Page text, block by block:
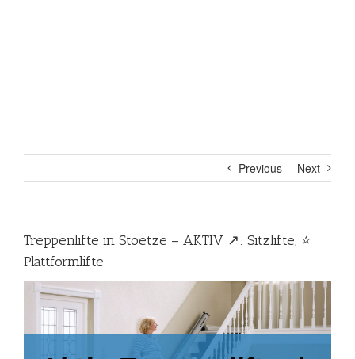
Previous Next
Treppenlifte in Stoetze – AKTIV ↗️: Sitzlifte, ⭐
Plattformlifte